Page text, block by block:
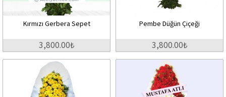
Kırmızı Gerbera Sepet
3,800.00₺
Pembe Düğün Çiçeği
3,800.00₺